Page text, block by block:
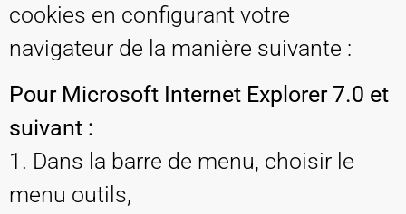
cookies en configurant votre
navigateur de la manière suivante :
Pour Microsoft Internet Explorer 7.0 et
suivant :
1. Dans la barre de menu, choisir le
menu outils,